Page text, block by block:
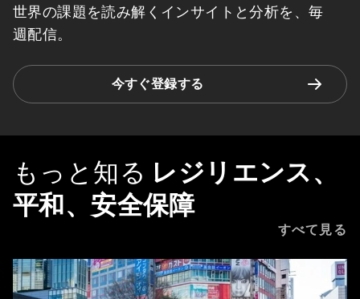
世界の課題を読み解くインサイトと分析を、毎
週配信。
今すぐ登録する
もっと知る レジリエンス、
平和、安全保障
すべて見る